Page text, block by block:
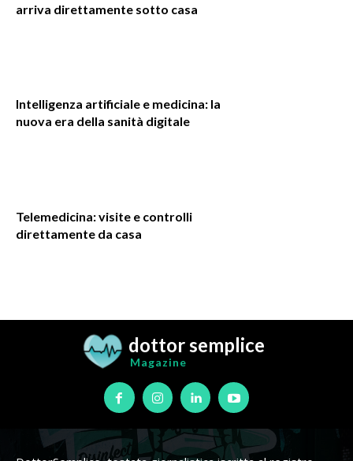
arriva direttamente sotto casa
Intelligenza artificiale e medicina: la
nuova era della sanità digitale
Telemedicina: visite e controlli
direttamente da casa
dottor semplice
Magazine